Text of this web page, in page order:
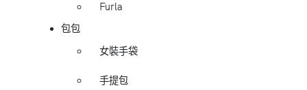
Furla
包包
女裝手袋
手提包